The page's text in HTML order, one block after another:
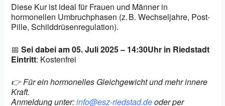
Diese Kur ist ideal für Frauen und Männer in
hormonellen Umbruchphasen (z. B. Wechseljahre, Post-
Pille, Schilddrüsenregulation).
📅Sei dabei am 05. Juli 2025 – 14:30Uhr in Riedstadt
Eintritt: Kostenfrei
👉 Für ein hormonelles Gleichgewicht und mehr innere
Kraft.
Anmeldung unter:info@esz-riedstad.deoder per